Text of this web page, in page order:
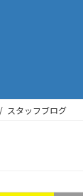
スタッフブログ